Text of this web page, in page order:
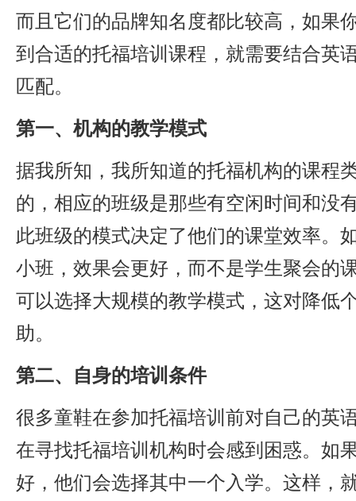
而且它们的品牌知名度都比较高，如果
到合适的托福培训课程，就需要结合英
匹配。
第一、机构的教学模式
据我所知，我所知道的托福机构的课程
的，相应的班级是那些有空闲时间和没
此班级的模式决定了他们的课堂效率。
小班，效果会更好，而不是学生聚会的
可以选择大规模的教学模式，这对降低
助。
第二、自身的培训条件
很多童鞋在参加托福培训前对自己的英
在寻找托福培训机构时会感到困惑。如
好，他们会选择其中一个入学。这样，